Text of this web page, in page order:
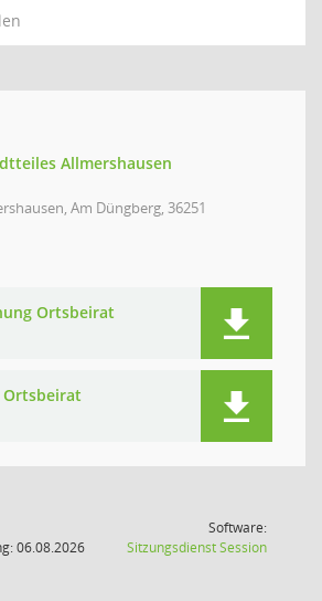
Allmershausen
Am Düngberg, 36251
Ortsbeirat
06.08.2026
Software:
SitzungsdienstSession(Wird in